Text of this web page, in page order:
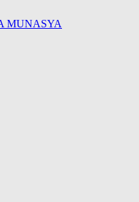
hal di sekitarnya